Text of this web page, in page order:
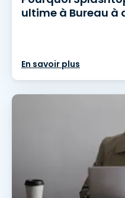
ultime à Bureau à
En savoir plus